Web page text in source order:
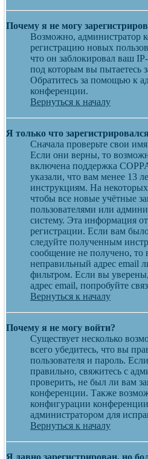
Почему я не могу
Возможно, администратор
регистрацию новых
что он заблокировал ваш
под которым вы пытаетесь
Обратитесь за помощью к
конференции.
Вернуться к началу
Я только что
Сначала проверьте свои
Если они верны, то
включена поддержка
указали, что вам менее 13
инструкциям. На
чтобы все новые учётные
пользователями или
систему. Эта информация
регистрации. Если вам
следуйте полученным
сообщение не получено, то
неправильный адрес email
фильтром. Если вы
адрес email, попробуйте
Вернуться к началу
Почему я не могу войти?
Существует несколько
всего убедитесь, что вы
пользователя и пароль.
правильно, свяжитесь с
проверить, не был ли вам
конференции. Также
конфигурации
администратором для
Вернуться к началу
Я давно зарегистрирован, но